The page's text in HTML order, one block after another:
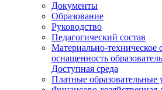
Документы
Образование
Руководство
Педагогический состав
Материально-техническое
оснащенность
Доступная среда
Платные образовательные